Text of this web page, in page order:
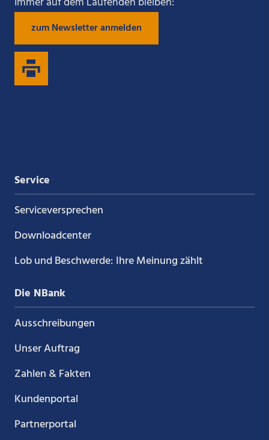
uns
auf
unsuns
zum Newsletter anmelden
Service
Service­versprechen
Downloadcenter
Lob und Beschwerde: Ihre Meinung zählt
Die NBank
Ausschreibungen
Unser Auftrag
Zahlen & Fakten
Kundenportal
Partnerportal